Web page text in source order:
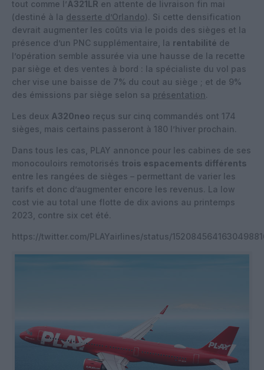
tout comme l’A321LR en attente de livraison fin mai
(destiné à la desserte d’Orlando). Si cette densification
devrait augmenter les coûts via le poids des sièges et la
présence d’un PNC supplémentaire, la rentabilité de
l’opération semble assurée via une hausse de la recette
par siège et des ventes à bord : la spécialiste du vol pas
cher vise une baisse de 7% du cout au siège ; et de 9%
des émissions par siège selon sa présentation.
Les deux A320neo reçus sur cinq commandés ont 174
sièges, mais certains passeront à 180 l’hiver prochain.
Dans tous les cas, PLAY annonce pour les cabines de ses
monocouloirs remotorisés trois espacements différents
entre les rangées de sièges – permettant de varier les
tarifs et donc d’augmenter encore les revenus. La low
cost vie au total une flotte de dix avions au printemps
2023, contre six cet été.
https://twitter.com/PLAYairlines/status/